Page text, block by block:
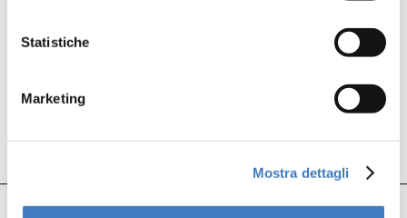
Statistiche
Marketing
Mostra dettagli